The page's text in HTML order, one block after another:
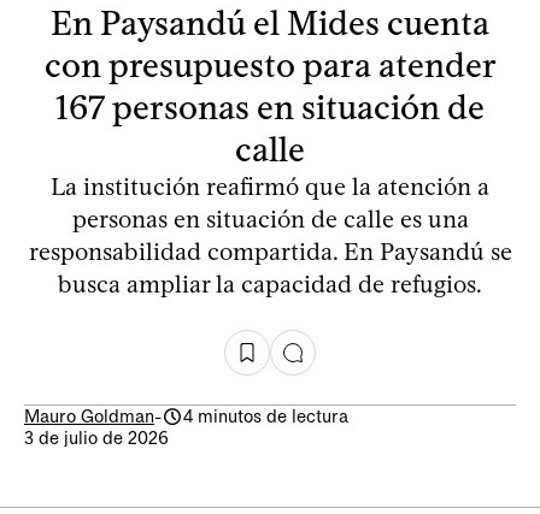
En Paysandú el Mides cuenta
con presupuesto para atender
167 personas en situación de
calle
La institución reafirmó que la atención a
personas en situación de calle es una
responsabilidad compartida. En Paysandú se
busca ampliar la capacidad de refugios.
Mauro Goldman-
4 minutos de lectura
3 de julio de 2026